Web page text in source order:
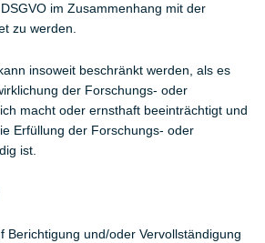
im Zusammenhang mit der
zu werden.
insoweit beschränkt werden, als es
der Forschungs- oder
macht oder ernsthaft beeinträchtigt und
Erfüllung der Forschungs- oder
ist.
Berichtigung und/oder Vervollständigung